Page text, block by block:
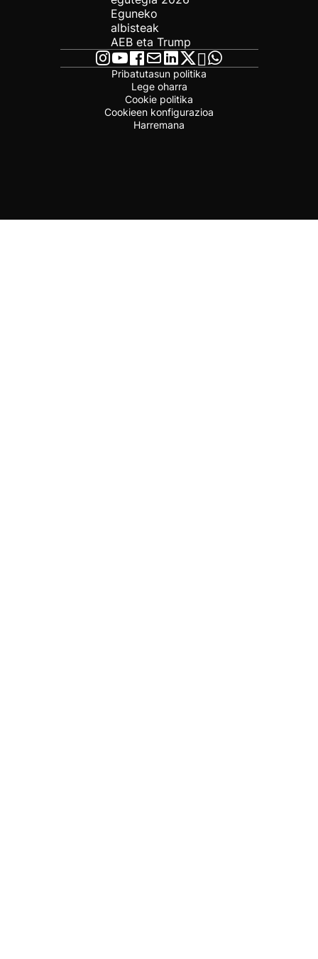
Eguneko
albisteak
AEB eta Trump
Pribatutasun politika
Lege oharra
Cookie politika
Cookieen konfigurazioa
Harremana